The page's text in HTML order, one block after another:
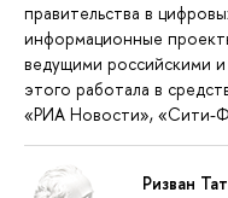
правительства в
информационные
ведущими российскими
этого работала в
«РИА Новости», «Сити-
Ризван